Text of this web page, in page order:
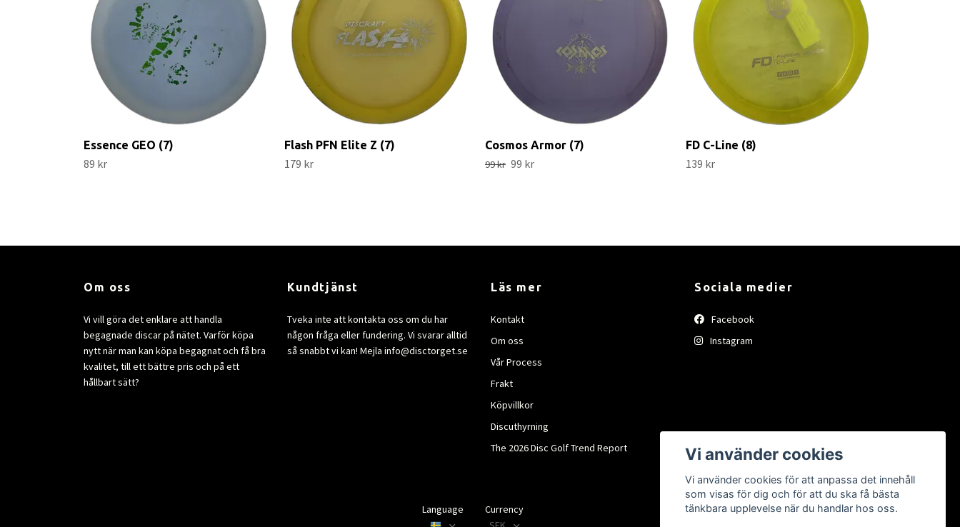
Essence GEO (7)
89 kr
Flash PFN Elite Z (7)
179 kr
Cosmos Armor (7)
99 kr 99 kr
FD C-Line (8)
139 kr
Om oss
Vi vill göra det enklare att handla
begagnade discar på nätet. Varför köpa
nytt när man kan köpa begagnat och få bra
kvalitet, till ett bättre pris och på ett
hållbart sätt?
Kundtjänst
Tveka inte att kontakta oss om du har
någon fråga eller fundering. Vi svarar alltid
så snabbt vi kan! Mejla info@disctorget.se
Läs mer
Kontakt
Om oss
Vår Process
Frakt
Köpvillkor
Discuthyrning
The 2026 Disc Golf Trend Report
Sociala medier
Facebook
Instagram
Language
Currency
Vi använder cookies
Vi använder cookies för att anpassa det innehåll
som visas för dig och för att du ska få bästa
tänkbara upplevelse när du handlar hos oss.